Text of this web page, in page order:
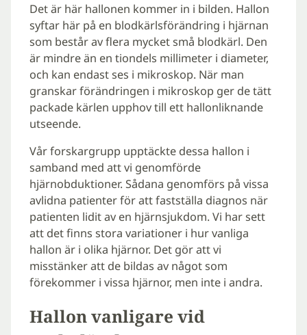
Det är här hallonen kommer in i bilden. Hallon
syftar här på en blodkärlsförändring i hjärnan
som består av flera mycket små blodkärl. Den
är mindre än en tiondels millimeter i diameter,
och kan endast ses i mikroskop. När man
granskar förändringen i mikroskop ger de tätt
packade kärlen upphov till ett hallonliknande
utseende.
Vår forskargrupp upptäckte dessa hallon i
samband med att vi genomförde
hjärnobduktioner. Sådana genomförs på vissa
avlidna patienter för att fastställa diagnos när
patienten lidit av en hjärnsjukdom. Vi har sett
att det finns stora variationer i hur vanliga
hallon är i olika hjärnor. Det gör att vi
misstänker att de bildas av något som
förekommer i vissa hjärnor, men inte i andra.
Hallon vanligare vid